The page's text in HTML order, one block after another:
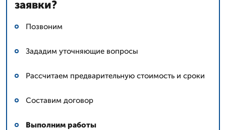
заявки?
Позвоним
Зададим уточняющие вопросы
Рассчитаем предварительную стоимость и сроки
Составим договор
Выполним работы